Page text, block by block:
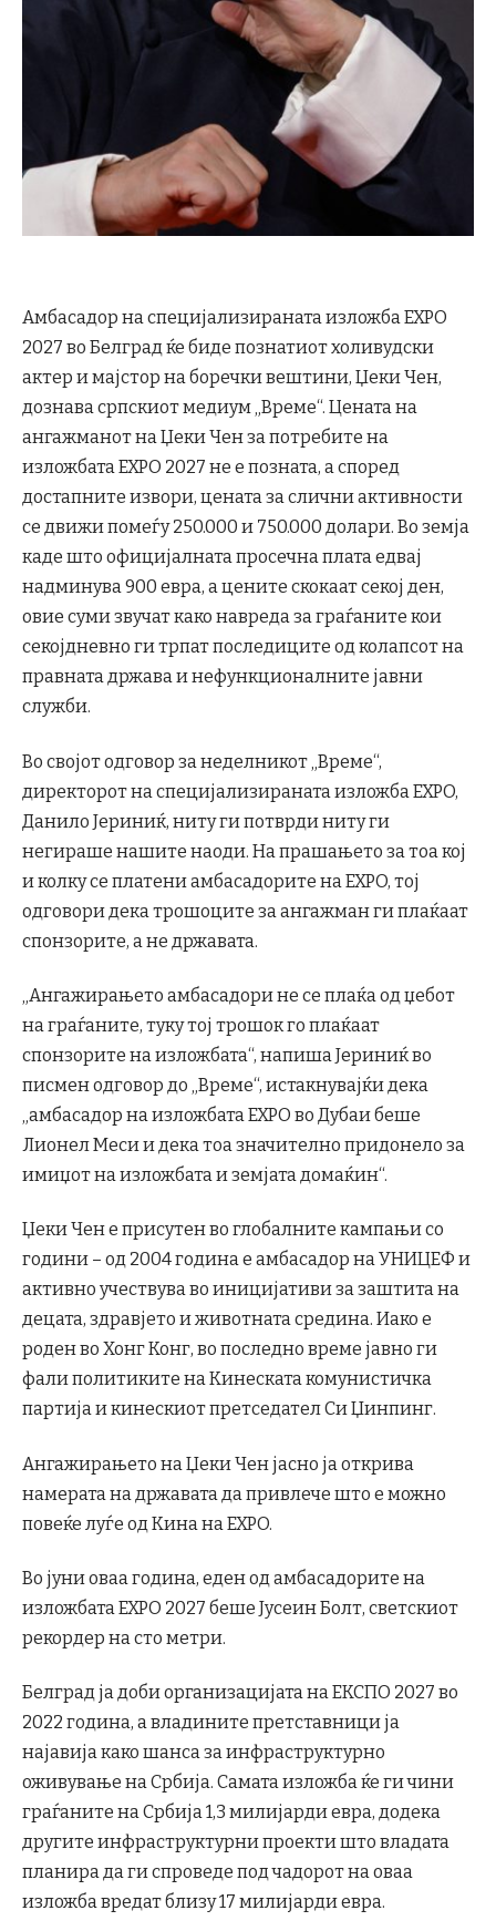
Амбасадор на специјализираната изложба EXPO
2027 во Белград ќе биде познатиот холивудски
актер и мајстор на боречки вештини, Џеки Чен,
дознава српскиот медиум „Време“. Цената на
ангажманот на Џеки Чен за потребите на
изложбата EXPO 2027 не е позната, а според
достапните извори, цената за слични активности
се движи помеѓу 250.000 и 750.000 долари. Во земја
каде што официјалната просечна плата едвај
надминува 900 евра, а цените скокаат секој ден,
овие суми звучат како навреда за граѓаните кои
секојдневно ги трпат последиците од колапсот на
правната држава и нефункционалните јавни
служби.
Во својот одговор за неделникот „Време“,
директорот на специјализираната изложба EXPO,
Данило Јериниќ, ниту ги потврди ниту ги
негираше нашите наоди. На прашањето за тоа кој
и колку се платени амбасадорите на EXPO, тој
одговори дека трошоците за ангажман ги плаќаат
спонзорите, а не државата.
„Ангажирањето амбасадори не се плаќа од џебот
на граѓаните, туку тој трошок го плаќаат
спонзорите на изложбата“, напиша Јериниќ во
писмен одговор до „Време“, истакнувајќи дека
„амбасадор на изложбата EXPO во Дубаи беше
Лионел Меси и дека тоа значително придонело за
имиџот на изложбата и земјата домаќин“.
Џеки Чен е присутен во глобалните кампањи со
години – од 2004 година е амбасадор на УНИЦЕФ и
активно учествува во иницијативи за заштита на
децата, здравјето и животната средина. Иако е
роден во Хонг Конг, во последно време јавно ги
фали политиките на Кинеската комунистичка
партија и кинескиот претседател Си Џинпинг.
Ангажирањето на Џеки Чен јасно ја открива
намерата на државата да привлече што е можно
повеќе луѓе од Кина на EXPO.
Во јуни оваа година, еден од амбасадорите на
изложбата EXPO 2027 беше Јусеин Болт, светскиот
рекордер на сто метри.
Белград ја доби организацијата на ЕКСПО 2027 во
2022 година, а владините претставници ја
најавија како шанса за инфраструктурно
оживување на Србија. Самата изложба ќе ги чини
граѓаните на Србија 1,3 милијарди евра, додека
другите инфраструктурни проекти што владата
планира да ги спроведе под чадорот на оваа
изложба вредат близу 17 милијарди евра.